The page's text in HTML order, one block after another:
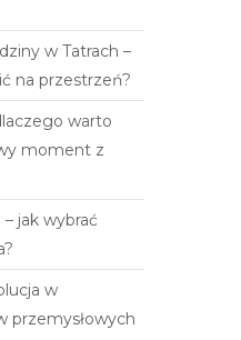
w Tatrach –
na przestrzeń?
warto
moment z
jak wybrać
w
przemysłowych